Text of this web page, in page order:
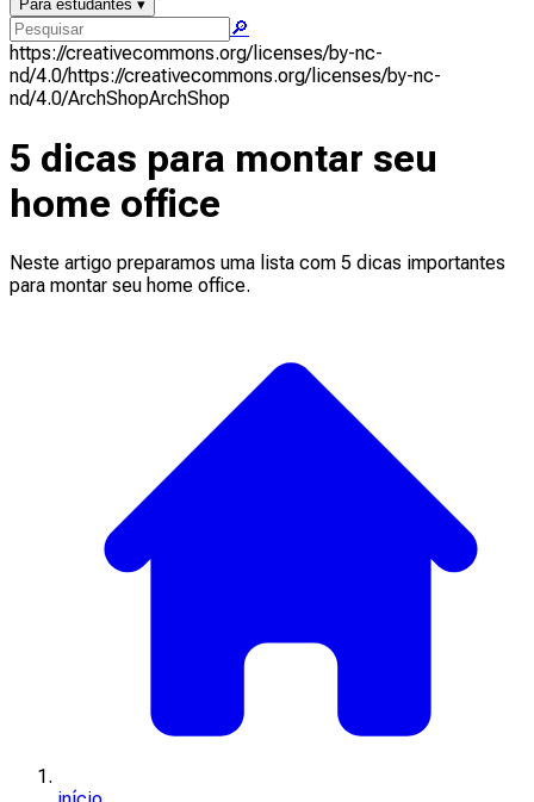
Para estudantes ▾
🔎
https://creativecommons.org/licenses/by-nc-
nd/4.0/https://creativecommons.org/licenses/by-nc-
nd/4.0/ArchShopArchShop
5 dicas para montar seu
home office
Neste artigo preparamos uma lista com 5 dicas importantes
para montar seu home office.